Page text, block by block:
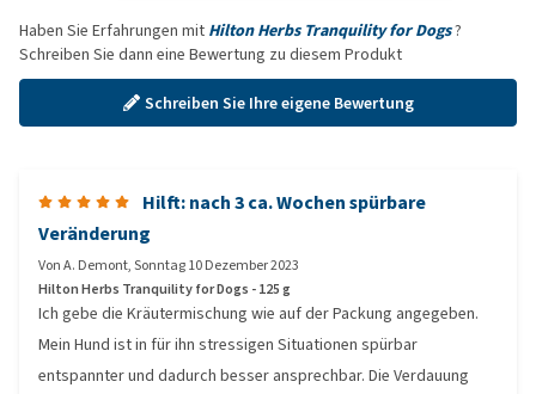
Haben Sie Erfahrungen mit Hilton Herbs Tranquility for Dogs?
Schreiben Sie dann eine Bewertung zu diesem Produkt
Schreiben Sie Ihre eigene Bewertung
Hilft: nach 3 ca. Wochen spürbare
Veränderung
VonA. Demont,Sonntag 10 Dezember 2023
Hilton Herbs Tranquility for Dogs - 125 g
Ich gebe die Kräutermischung wie auf der Packung angegeben.
Mein Hund ist in für ihn stressigen Situationen spürbar
entspannter und dadurch besser ansprechbar. Die Verdauung